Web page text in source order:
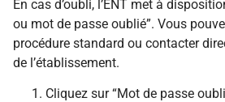
En cas d’oubli, l’ENT met à
ou mot de passe oublié”. Vous
procédure standard ou contacter
de l’établissement.
Cliquez sur “Mot de passe